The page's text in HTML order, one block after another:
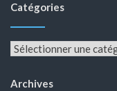
Catégories
Catégories
Archives